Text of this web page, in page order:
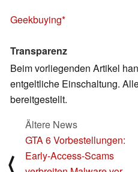
Geekbuying
Transparenz
Beim vorliegenden Artikel
entgeltliche Einschaltung.
bereitgestellt.
⟨
Ältere News
GTA 6 Vorbestellungen:
Early-Access-Scams